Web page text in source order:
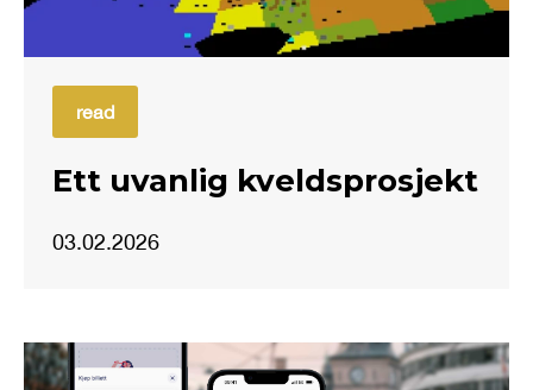
read
Ett uvanlig kveldsprosjekt
03.02.2026